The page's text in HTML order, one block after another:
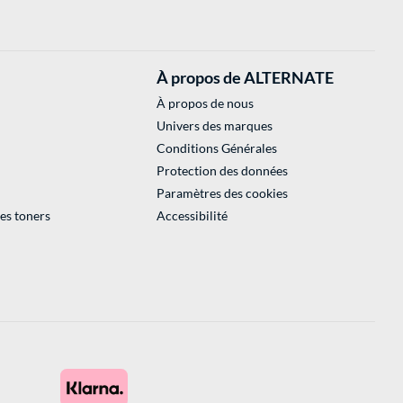
toners
À propos de ALTERNATE
À propos de nous
Univers des marques
Conditions Générales
Protection des données
Paramètres des cookies
Accessibilité